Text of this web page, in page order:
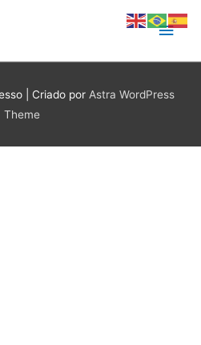
| Criado por Astra WordPress
Theme